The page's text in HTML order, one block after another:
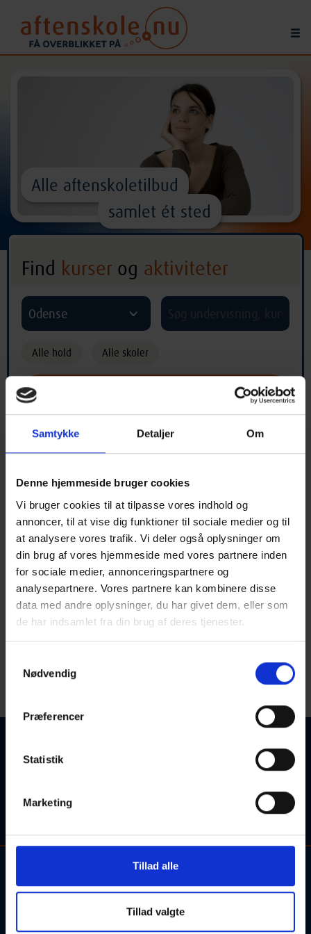
Samtykke Detaljer Om
Denne hjemmeside bruger cookies
Vi bruger cookies til at tilpasse vores indhold og
annoncer, til at vise dig funktioner til sociale medier og til
at analysere vores trafik. Vi deler også oplysninger om
din brug af vores hjemmeside med vores partnere inden
for sociale medier, annonceringspartnere og
analysepartnere. Vores partnere kan kombinere disse
data med andre oplysninger, du har givet dem, eller som
de har indsamlet fra din brug af deres tjenester.
Nødvendig
Præferencer
Statistik
Marketing
Tillad alle
Tillad valgte
Alle aftenskoletilbud
samlet ét sted
Find kurser og aktiviteter
Odense ^
Alle hold Alle skoler
A B C D E F G H
J K L M N O P Q R
S T U V X Y Z
Å *
eller søgeordet i en kortere sproglig form (fx. "engelsk" i
stedet for "engelskundervisning").
Kontakt og information om aftenskolehold, arrangementer og
tilmelding:
Alle henvendelser bedes rettet til de udbydende skoler.